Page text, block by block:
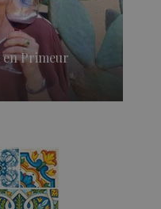
en Primeur